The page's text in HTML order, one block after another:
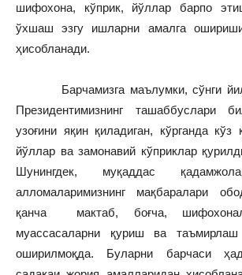
шифохона, кўприк, йўллар барпо
ўхшаш эзгу ишларни амалга
ҳисобланади.
Барчамизга маълумки, сўнги
Президентимизнинг ташаббуслари
узоғини яқин қиладиган, кўрганда кўз
йўллар ва замонавий кўприклар
Шунингдек, муқаддас
алломаларимизнинг мақбаралари
қанча мактаб, боғча,
муассасаларни қуриш ва
оширилмоқда. Буларни барчаси